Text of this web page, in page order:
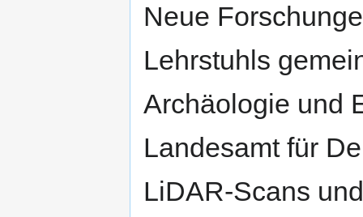
Neue
Lehrstuhls
Archäologie und
Landesamt für
LiDAR-Scans